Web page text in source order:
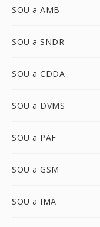
SOU a AMB
SOU a SNDR
SOU a CDDA
SOU a DVMS
SOU a PAF
SOU a GSM
SOU a IMA